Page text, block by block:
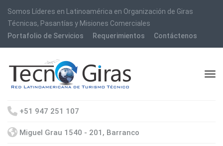
Somos Líderes en Latinoamérica en Organización de Giras
Técnicas, Pasantías y Misiones Comerciales
Portafolio de Servicios
Requerimientos Contáctenos
+51 947 251 107
Miguel Grau 1540 - 201, Barranco